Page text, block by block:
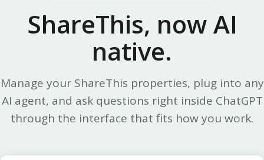
ShareThis, now AI
native.
Manage your ShareThis properties, plug into any
AI agent, and ask questions right inside ChatGPT
through the interface that fits how you work.